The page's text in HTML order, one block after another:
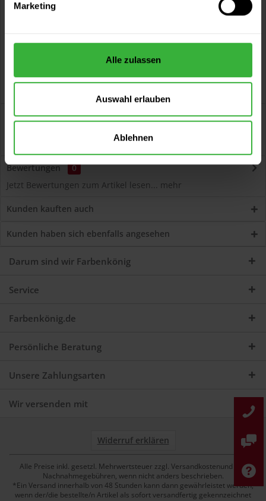
Marketing
Alle zulassen
Auswahl erlauben
Ablehnen
Versand innerhalb von 48h*
Beschreibung
Volvox Espressivo Lehmfarbe (Café au lait) Lösemittelfreier,
dauerelastischer Wand- und...mehr
Bewertungen
0
Jetzt Bewertungen zum Artikel lesen... mehr
Kunden kauften auch
Kunden haben sich ebenfalls angesehen
Darum sind wir Farbenkönig
Service
Farbenkönig.de
Persönliche Beratung
Unsere Zahlungsarten
Wir versenden mit
Widerruf erklären
Alle Preise inkl. gesetzl. Mehrwertsteuer zzgl. Versandkostenund ggf.
Nachnahmegebühren, wenn nicht anders beschrieben.
*Ein Versand innerhalb von 48 Stunden kann dann gewährleistet werden,
wenn der/die bestellte/n Artikel als sofort versandfertig gekennzeichnet